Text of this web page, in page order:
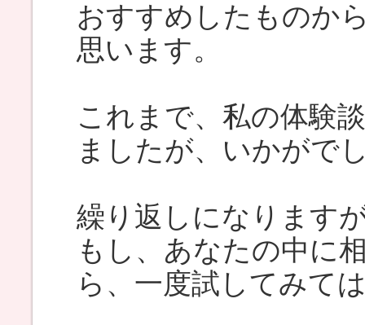
おすすめしたものか
思います。
これまで、私の体験
ましたが、いかがで
繰り返しになります
もし、あなたの中に
ら、一度試してみて